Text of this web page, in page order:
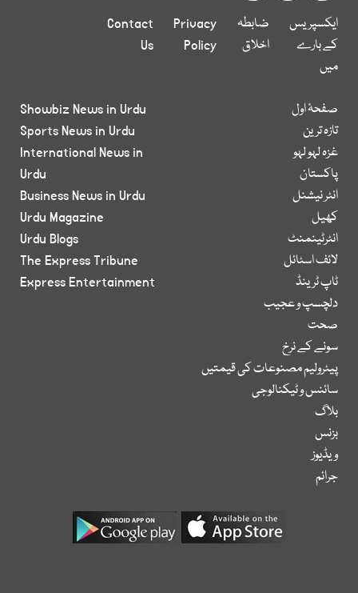
ایکسپریس
کے بارے
میں
ضابطہ
اخلاق
Privacy
Policy
Contact
Us
صفحۂ اول
تازہ ترین
غزہ لہو لہو
پاکستان
انٹر نیشنل
کھیل
انٹرٹینمنٹ
لائف اسٹائل
ٹاپ ٹرینڈ
دلچسپ و عجیب
صحت
سونے کے نرخ
پیٹرولیم مصنوعات کی قیمتیں
سائنس و ٹیکنالوجی
بلاگ
بزنس
ویڈیوز
جرائم
Showbiz News in Urdu
Sports News in Urdu
International News in
Urdu
Business News in Urdu
Urdu Magazine
Urdu Blogs
The Express Tribune
Express Entertainment